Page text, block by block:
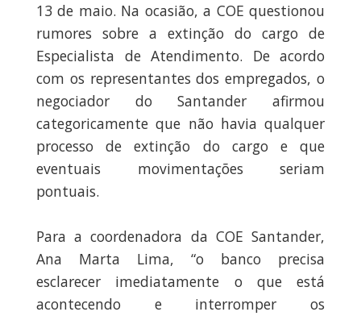
13 de maio. Na ocasião, a COE questionou
rumores sobre a extinção do cargo de
Especialista de Atendimento. De acordo
com os representantes dos empregados, o
negociador do Santander afirmou
categoricamente que não havia qualquer
processo de extinção do cargo e que
eventuais movimentações seriam
pontuais.
Para a coordenadora da COE Santander,
Ana Marta Lima, “o banco precisa
esclarecer imediatamente o que está
acontecendo e interromper os